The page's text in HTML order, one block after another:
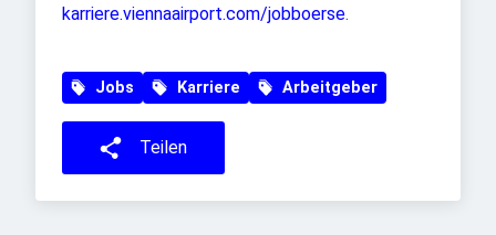
karriere.viennaairport.com/jobboerse.
Jobs Karriere Arbeitgeber
Teilen